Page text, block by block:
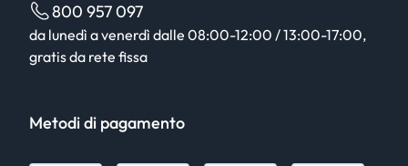
800 957 097
da lunedì a venerdì dalle 08:00-12:00 / 13:00-17:00,
gratis da rete fissa
Metodi di pagamento